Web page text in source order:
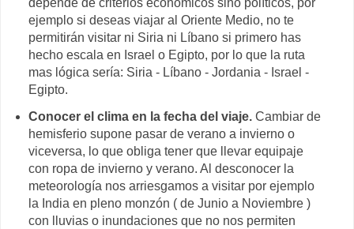
depende de criterios económicos sino políticos, por
ejemplo si deseas viajar al Oriente Medio, no te
permitirán visitar ni Siria ni Líbano si primero has
hecho escala en Israel o Egipto, por lo que la ruta
mas lógica sería: Siria - Líbano - Jordania - Israel -
Egipto.
Conocer el clima en la fecha del viaje.Cambiar de
hemisferio supone pasar de verano a invierno o
viceversa, lo que obliga tener que llevar equipaje
con ropa de invierno y verano. Al desconocer la
meteorología nos arriesgamos a visitar por ejemplo
la India en pleno monzón ( de Junio a Noviembre )
con lluvias o inundaciones que no nos permiten